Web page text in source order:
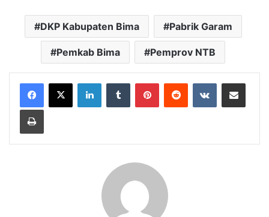
DKP Kabupaten Bima Pabrik Garam
Pemkab Bima Pemprov NTB
LinkedInTumblr PinterestReddit VKontakteBagikan Lewat Email
Cetak